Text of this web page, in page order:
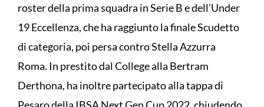
roster della prima squadra in Serie B e dell’Under
19 Eccellenza, che ha raggiunto la finale Scudetto
di categoria, poi persa contro Stella Azzurra
Roma. In prestito dal College alla Bertram
Derthona, ha inoltre partecipato alla tappa di
Pesaro della IBSA Next Gen Cup 2022, chiudendo